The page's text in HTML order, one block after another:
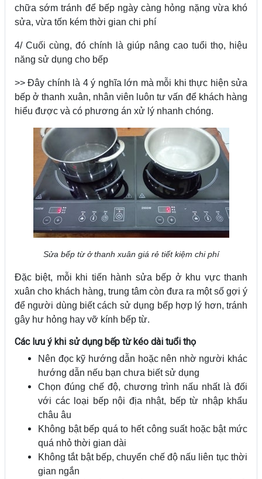
chữa sớm tránh để bếp ngày càng hỏng nặng vừa khó
sửa, vừa tốn kém thời gian chi phí
4/ Cuối cùng, đó chính là giúp nâng cao tuổi thọ, hiệu
năng sử dụng cho bếp
>> Đây chính là 4 ý nghĩa lớn mà mỗi khi thực hiện sửa
bếp ở thanh xuân, nhân viên luôn tư vấn để khách hàng
hiểu được và có phương án xử lý nhanh chóng.
Sửa bếp từ ở thanh xuân giá rẻ tiết kiệm chi phí
Đặc biệt, mỗi khi tiến hành sửa bếp ở khu vực thanh
xuân cho khách hàng, trung tâm còn đưa ra một số gợi ý
để người dùng biết cách sử dụng bếp hợp lý hơn, tránh
gây hư hỏng hay vỡ kính bếp từ.
Các lưu ý khi sử dụng bếp từ kéo dài tuổi thọ
Nên đọc kỹ hướng dẫn hoặc nên nhờ người khác
hướng dẫn nếu bạn chưa biết sử dụng
Chọn đúng chế độ, chương trình nấu nhất là đối
với các loại bếp nội địa nhật, bếp từ nhập khẩu
châu âu
Không bật bếp quá to hết công suất hoặc bật mức
quá nhỏ thời gian dài
Không tắt bật bếp, chuyển chế độ nấu liên tục thời
gian ngắn